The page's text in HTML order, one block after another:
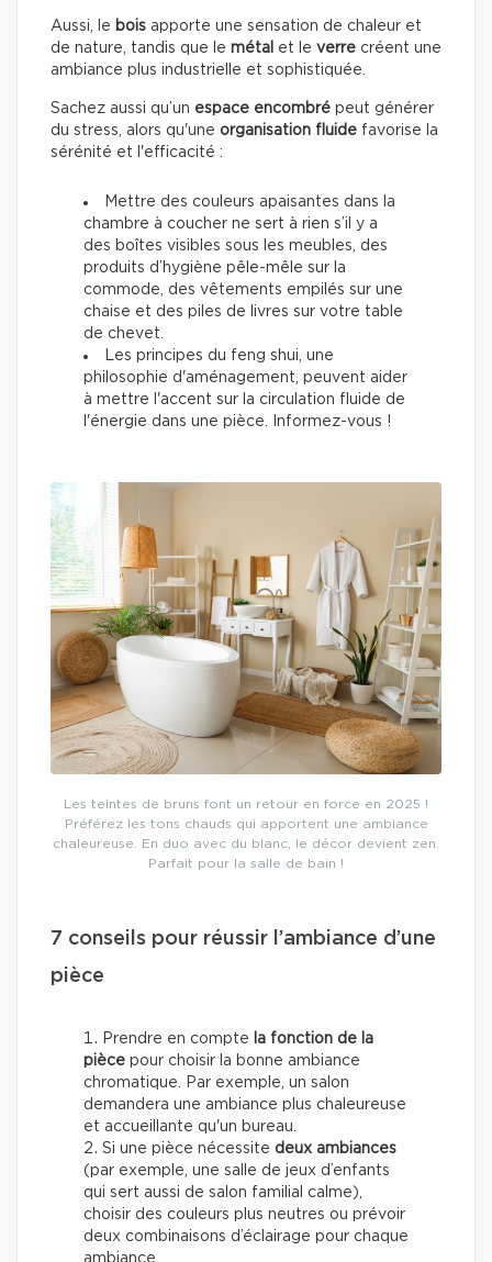
Aussi, le bois apporte une sensation de chaleur et
de nature, tandis que le métal et le verre créent une
ambiance plus industrielle et sophistiquée.
Sachez aussi qu’un espace encombré peut générer
du stress, alors qu'une organisation fluide favorise la
sérénité et l'efficacité :
Mettre des couleurs apaisantes dans la
chambre à coucher ne sert à rien s’il y a
des boîtes visibles sous les meubles, des
produits d’hygiène pêle-mêle sur la
commode, des vêtements empilés sur une
chaise et des piles de livres sur votre table
de chevet.
Les principes du feng shui, une
philosophie d'aménagement, peuvent aider
à mettre l'accent sur la circulation fluide de
l'énergie dans une pièce. Informez-vous !
Les teintes de bruns font un retour en force en 2025 !
Préférez les tons chauds qui apportent une ambiance
chaleureuse. En duo avec du blanc, le décor devient zen.
Parfait pour la salle de bain !
7 conseils pour réussir l’ambiance d’une
pièce
Prendre en compte
la fonction de la
pièce pour choisir la bonne ambiance
chromatique. Par exemple, un salon
demandera une ambiance plus chaleureuse
et accueillante qu'un bureau.
Si une pièce nécessite deux ambiances
(par exemple, une salle de jeux d’enfants
qui sert aussi de salon familial calme),
choisir des couleurs plus neutres ou prévoir
deux combinaisons d’éclairage pour chaque